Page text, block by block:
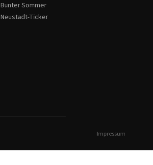
Bunter Sommer
Neustadt-Ticker
Impressum